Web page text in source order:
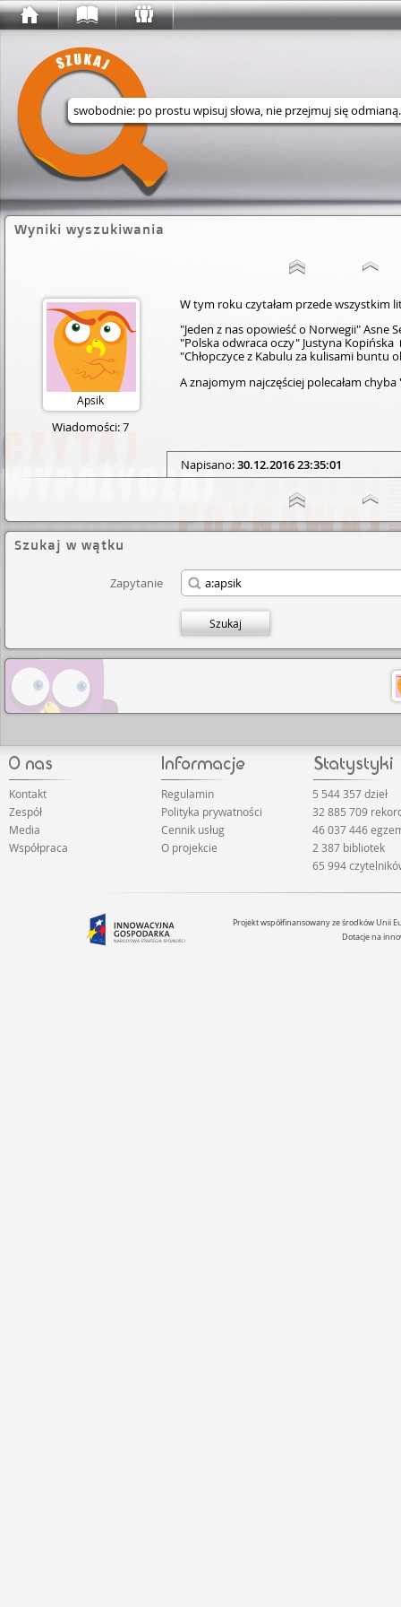
Wyszukaj w serwisie
Wyniki wyszukiwania
Apsik
Wiadomości: 7
W tym roku czytałam przede wszystkim
"Jeden z nas opowieść o Norwegii" Asne
"Polska odwraca oczy" Justyna Kopińska
"Chłopczyce z Kabulu za kulisami buntu
A znajomym najczęściej polecałam
Napisano:30.12.2016 23:35:01
Szukaj w wątku
Zapytanie
Szukaj
Kontakt
Zespół
Media
Współpraca
Regulamin
Polityka prywatności
Cennik usług
O projekcie
5 544 357 dzieł
32 885 709
46 037 446
2 387 bibliotek
65 994
Projekt współfinansowany ze środków Unii
Dotacje na